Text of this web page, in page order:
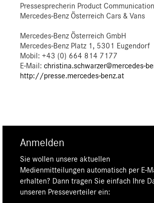
Pressesprecherin Product
Mercedes-Benz Österreich Cars & Vans
Mercedes-Benz Österreich GmbH
Mercedes-Benz Platz 1, 5301 Eugendorf
Mobil: +43 (0) 664 814 7177
E-Mail: christina.schwarzer@mercedes-
http://presse.mercedes-benz.at
Anmelden
Sie wollen unsere aktuellen
Medienmitteilungen automatisch per E-
erhalten? Dann tragen Sie einfach Ihre
unseren Presseverteiler ein: